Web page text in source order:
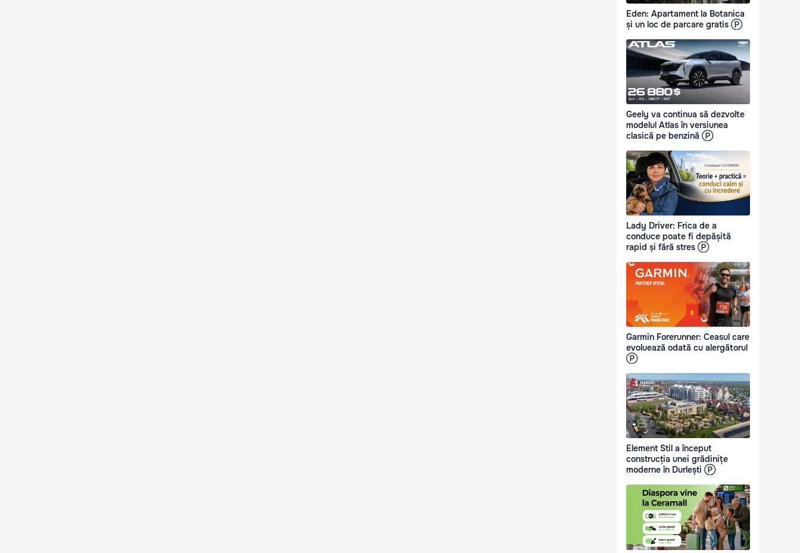
Eden: Apartament la Botanica
și un loc de parcare gratis Ⓟ
Geely va continua să dezvolte
modelul Atlas în versiunea
clasică pe benzină Ⓟ
Lady Driver: Frica de a
conduce poate fi depășită
rapid și fără stres Ⓟ
Garmin Forerunner: Ceasul care
evoluează odată cu alergătorul
Ⓟ
Element Stil a început
construcția unei grădinițe
moderne în Durlești Ⓟ